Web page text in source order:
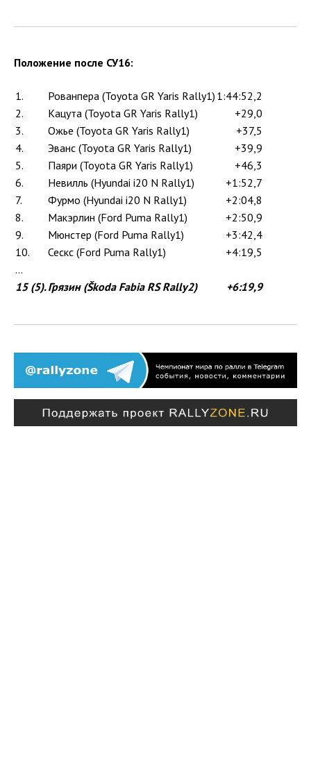
Положение после СУ16:
1. Рованпера (Toyota GR Yaris Rally1) 1:44:52,2
2.
Кацута (Toyota GR Yaris Rally1)
+29,0
3.
Ожье (Toyota GR Yaris Rally1)
+37,5
4.
Эванс (Toyota GR Yaris Rally1)
+39,9
5.
Паяри (Toyota GR Yaris Rally1)
+46,3
6.
Невилль (Hyundai i20 N Rally1)
+1:52,7
7.
Фурмо (Hyundai i20 N Rally1)
+2:04,8
8.
Макэрлин (Ford Puma Rally1)
+2:50,9
9.
Мюнстер (Ford Puma Rally1)
+3:42,4
10.
Сескс (Ford Puma Rally1)
+4:19,5
...
15 (5).Грязин (Škoda Fabia RS Rally2) +6:19,9